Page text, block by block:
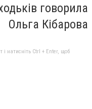
говорила
Ольга Кібарова
і натисніть Ctrl + Enter, щоб